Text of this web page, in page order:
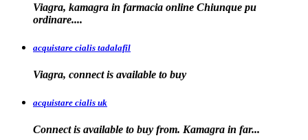
Viagra, kamagra in farmacia online Chiunque pu
ordinare....
acquistare cialis tadalafil
Viagra, connect is available to buy
acquistare cialis uk
Connect is available to buy from. Kamagra in far...